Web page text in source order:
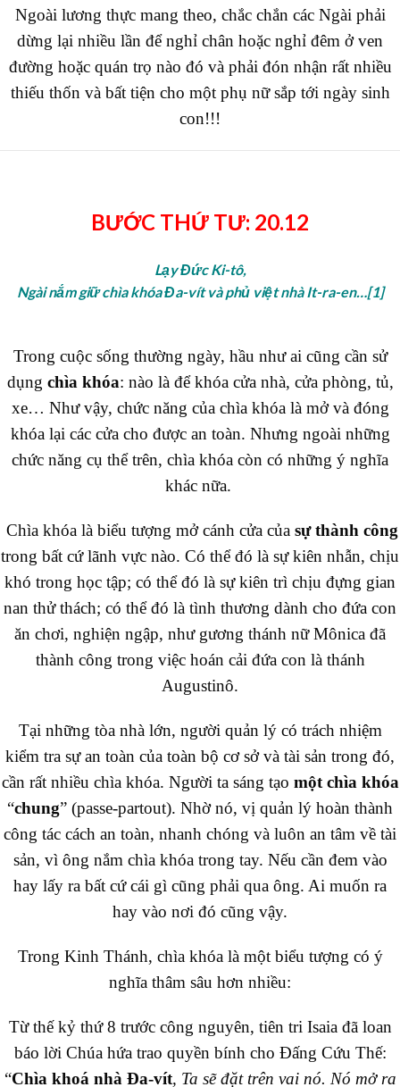
Ngoài lương thực mang theo, chắc chắn các Ngài phải
dừng lại nhiều lần để nghỉ chân hoặc nghỉ đêm ở ven
đường hoặc quán trọ nào đó và phải đón nhận rất nhiều
thiếu thốn và bất tiện cho một phụ nữ sắp tới ngày sinh
con!!!
BƯỚC THỨ TƯ: 20.12
Lạy Đức Ki-tô,
Ngài nắm giữ chìa khóa Đa-vít và phủ việt nhà It-ra-en…[1]
Trong cuộc sống thường ngày, hầu như ai cũng cần sử
dụng chìa khóa: nào là để khóa cửa nhà, cửa phòng, tủ,
xe… Như vậy, chức năng của chìa khóa là mở và đóng
khóa lại các cửa cho được an toàn. Nhưng ngoài những
chức năng cụ thể trên, chìa khóa còn có những ý nghĩa
khác nữa.
Chìa khóa là biểu tượng mở cánh cửa của sự thành công
trong bất cứ lãnh vực nào. Có thể đó là sự kiên nhẫn, chịu
khó trong học tập; có thể đó là sự kiên trì chịu đựng gian
nan thử thách; có thể đó là tình thương dành cho đứa con
ăn chơi, nghiện ngập, như gương thánh nữ Mônica đã
thành công trong việc hoán cải đứa con là thánh
Augustinô.
Tại những tòa nhà lớn, người quản lý có trách nhiệm
kiểm tra sự an toàn của toàn bộ cơ sở và tài sản trong đó,
cần rất nhiều chìa khóa. Người ta sáng tạo một chìa khóa
“chung” (passe-partout). Nhờ nó, vị quản lý hoàn thành
công tác cách an toàn, nhanh chóng và luôn an tâm về tài
sản, vì ông nắm chìa khóa trong tay. Nếu cần đem vào
hay lấy ra bất cứ cái gì cũng phải qua ông. Ai muốn ra
hay vào nơi đó cũng vậy.
Trong Kinh Thánh, chìa khóa là một biểu tượng có ý
nghĩa thâm sâu hơn nhiều:
Từ thế kỷ thứ 8 trước công nguyên, tiên tri Isaia đã loan
báo lời Chúa hứa trao quyền bính cho Đấng Cứu Thế:
“Chìa khoá nhà Đa-vít, Ta sẽ đặt trên vai nó. Nó mở ra